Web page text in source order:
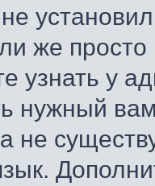
же
узнать у
нужный
не